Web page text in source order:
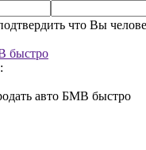
что Вы
быстро
авто БМВ быстро